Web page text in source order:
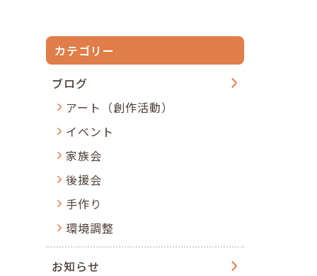
カテゴリー
ブログ
アート（創作活動）
イベント
家族会
後援会
手作り
環境調整
お知らせ